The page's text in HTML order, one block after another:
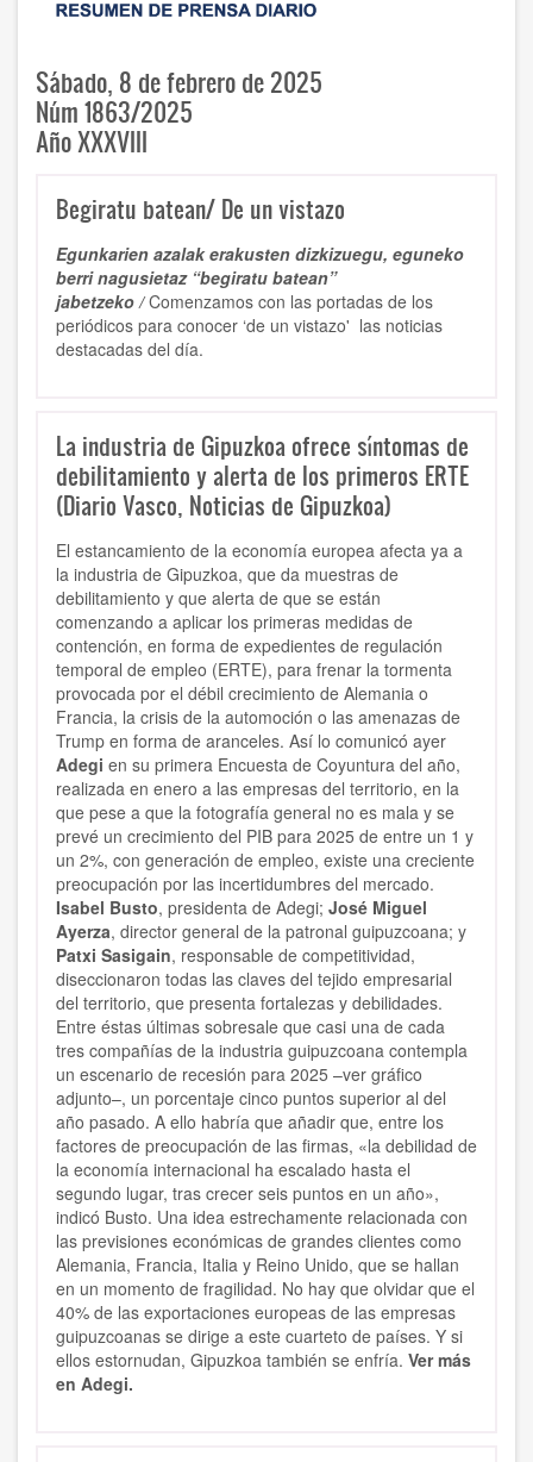
Sábado, 8 de febrero de 2025
Núm 1863/2025
Año XXXVIII
Begiratu batean/ De un vistazo
Egunkarien azalak erakusten dizkizuegu, eguneko
berri nagusietaz “begiratu batean”
jabetzeko /Comenzamos con las portadas de los
periódicos para conocer ‘de un vistazo' las noticias
destacadas del día.
La industria de Gipuzkoa ofrece síntomas de
debilitamiento y alerta de los primeros ERTE
(Diario Vasco, Noticias de Gipuzkoa)
El estancamiento de la economía europea afecta ya a
la industria de Gipuzkoa, que da muestras de
debilitamiento y que alerta de que se están
comenzando a aplicar los primeras medidas de
contención, en forma de expedientes de regulación
temporal de empleo (ERTE), para frenar la tormenta
provocada por el débil crecimiento de Alemania o
Francia, la crisis de la automoción o las amenazas de
Trump en forma de aranceles. Así lo comunicó ayer
Adegi en su primera Encuesta de Coyuntura del año,
realizada en enero a las empresas del territorio, en la
que pese a que la fotografía general no es mala y se
prevé un crecimiento del PIB para 2025 de entre un 1 y
un 2%, con generación de empleo, existe una creciente
preocupación por las incertidumbres del mercado.
Isabel Busto, presidenta de Adegi; José Miguel
Ayerza, director general de la patronal guipuzcoana; y
Patxi Sasigain, responsable de competitividad,
diseccionaron todas las claves del tejido empresarial
del territorio, que presenta fortalezas y debilidades.
Entre éstas últimas sobresale que casi una de cada
tres compañías de la industria guipuzcoana contempla
un escenario de recesión para 2025 –ver gráfico
adjunto–, un porcentaje cinco puntos superior al del
año pasado. A ello habría que añadir que, entre los
factores de preocupación de las firmas, «la debilidad de
la economía internacional ha escalado hasta el
segundo lugar, tras crecer seis puntos en un año»,
indicó Busto. Una idea estrechamente relacionada con
las previsiones económicas de grandes clientes como
Alemania, Francia, Italia y Reino Unido, que se hallan
en un momento de fragilidad. No hay que olvidar que el
40% de las exportaciones europeas de las empresas
guipuzcoanas se dirige a este cuarteto de países. Y si
ellos estornudan, Gipuzkoa también se enfría. Ver más
en Adegi.